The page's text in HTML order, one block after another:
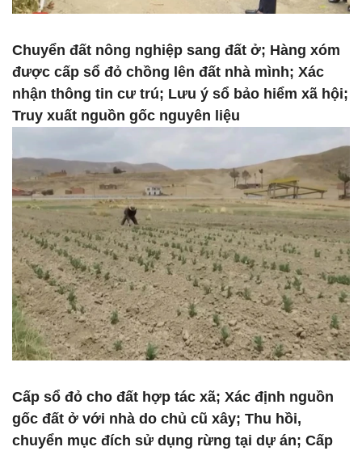
Chuyển đất nông nghiệp sang đất ở; Hàng xóm
được cấp sổ đỏ chồng lên đất nhà mình; Xác
nhận thông tin cư trú; Lưu ý sổ bảo hiểm xã hội;
Truy xuất nguồn gốc nguyên liệu
Cấp sổ đỏ cho đất hợp tác xã; Xác định nguồn
gốc đất ở với nhà do chủ cũ xây; Thu hồi,
chuyển mục đích sử dụng rừng tại dự án; Cấp